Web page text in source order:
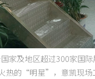
家及地区超过300家国
热的“明星”，意凯现